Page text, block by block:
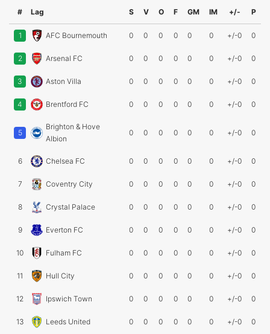
# Lag S V O F GM IM +/- P
1 AFC Bournemouth 0 0 0 0 0 0 +/-0 0
2 Arsenal FC 0 0 0 0 0 0 +/-0 0
3 Aston Villa 0 0 0 0 0 0 +/-0 0
4 Brentford FC 0 0 0 0 0 0 +/-0 0
5
Brighton & Hove
Albion
0 0 0 0 0 0 +/-0 0
6 Chelsea FC 0 0 0 0 0 0 +/-0 0
7 Coventry City 0 0 0 0 0 0 +/-0 0
8 Crystal Palace 0 0 0 0 0 0 +/-0 0
9 Everton FC 0 0 0 0 0 0 +/-0 0
10 Fulham FC 0 0 0 0 0 0 +/-0 0
11 Hull City 0 0 0 0 0 0 +/-0 0
12 Ipswich Town 0 0 0 0 0 0 +/-0 0
13 Leeds United 0 0 0 0 0 0 +/-0 0